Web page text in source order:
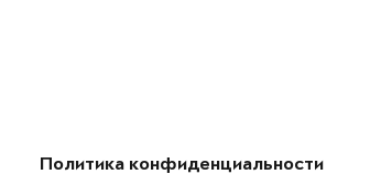
Политика конфиденциальности